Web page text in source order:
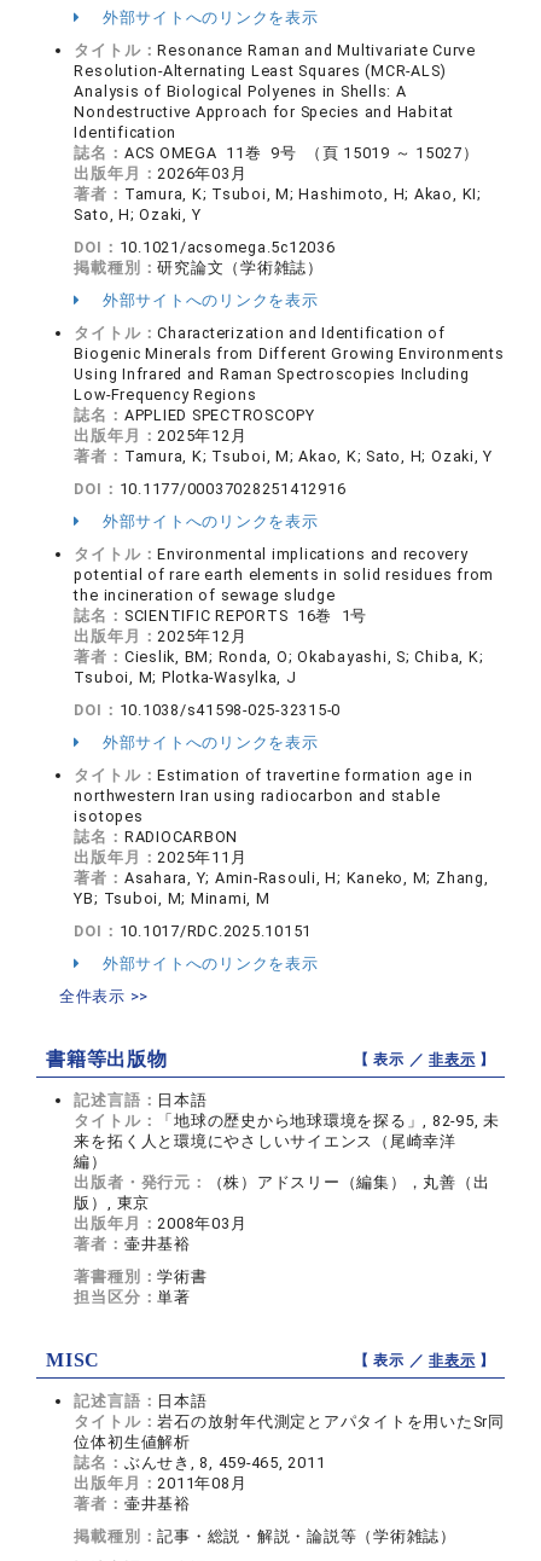
外部サイトへのリンクを表示
タイトル：Resonance Raman and Multivariate Curve
Resolution-Alternating Least Squares (MCR-ALS)
Analysis of Biological Polyenes in Shells: A
Nondestructive Approach for Species and Habitat
Identification
誌名： ACS OMEGA 11巻 9号 （頁 15019 ～ 15027）
出版年月：2026年03月
著者： Tamura, K; Tsuboi, M; Hashimoto, H; Akao, KI;
Sato, H; Ozaki, Y
DOI： 10.1021/acsomega.5c12036
掲載種別：研究論文（学術雑誌）
外部サイトへのリンクを表示
タイトル：Characterization and Identification of
Biogenic Minerals from Different Growing Environments
Using Infrared and Raman Spectroscopies Including
Low-Frequency Regions
誌名： APPLIED SPECTROSCOPY
出版年月：2025年12月
著者： Tamura, K; Tsuboi, M; Akao, K; Sato, H; Ozaki, Y
DOI： 10.1177/00037028251412916
外部サイトへのリンクを表示
タイトル：Environmental implications and recovery
potential of rare earth elements in solid residues from
the incineration of sewage sludge
誌名： SCIENTIFIC REPORTS 16巻 1号
出版年月：2025年12月
著者： Cieslik, BM; Ronda, O; Okabayashi, S; Chiba, K;
Tsuboi, M; Plotka-Wasylka, J
DOI： 10.1038/s41598-025-32315-0
外部サイトへのリンクを表示
タイトル：Estimation of travertine formation age in
northwestern Iran using radiocarbon and stable
isotopes
誌名： RADIOCARBON
出版年月：2025年11月
著者： Asahara, Y; Amin-Rasouli, H; Kaneko, M; Zhang,
YB; Tsuboi, M; Minami, M
DOI： 10.1017/RDC.2025.10151
外部サイトへのリンクを表示
全件表示 >>
書籍等出版物 【 表示 ／非表示 】
記述言語： 日本語
タイトル：
「地球の歴史から地球環境を探る」, 82-95, 未
来を拓く人と環境にやさしいサイエンス（尾崎幸洋
編）
出版者・発行元：
（株）アドスリー（編集），丸善（出
版）, 東京
出版年月：2008年03月
著者： 壷井基裕
著書種別：学術書
担当区分：単著
MISC 【 表示 ／非表示 】
記述言語： 日本語
タイトル：岩石の放射年代測定とアパタイトを用いたSr同
位体初生値解析
誌名： ぶんせき, 8, 459-465, 2011
出版年月：2011年08月
著者： 壷井基裕
掲載種別：記事・総説・解説・論説等（学術雑誌）